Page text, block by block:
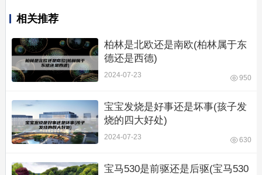
相关推荐
柏林是北欧还是南欧(柏林属于东
德还是西德)
2024-07-23 950
宝宝发烧是好事还是坏事(孩子发
烧的四大好处)
2024-07-23 630
宝马530是前驱还是后驱(宝马530